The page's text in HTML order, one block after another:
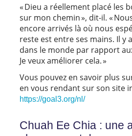
« Dieu a réellement placé les
sur mon chemin », dit-il. «
encore arrivés là où nous
reste est entre ses mains. Il y
dans le monde par rapport
Je veux améliorer cela. »
Vous pouvez en savoir plus
en vous rendant sur son site
https://goal3.org/nl/
Chuah Ee Chia : une